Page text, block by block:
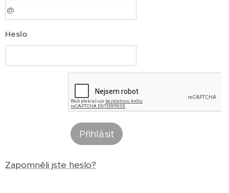
Heslo
Přihlásit
Zapomněli jste heslo?